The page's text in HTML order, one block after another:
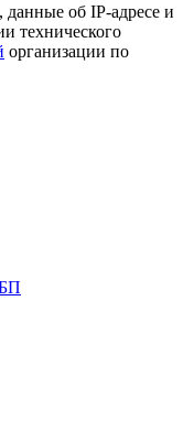
об IP-адресе и
технического
организации по